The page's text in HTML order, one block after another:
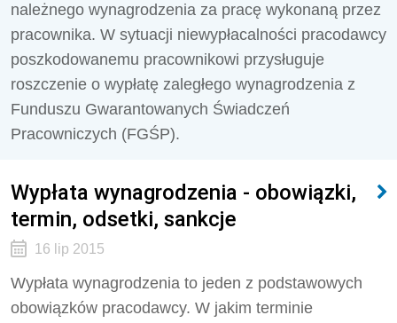
należnego wynagrodzenia za pracę wykonaną przez
pracownika. W sytuacji niewypłacalności pracodawcy
poszkodowanemu pracownikowi przysługuje
roszczenie o wypłatę zaległego wynagrodzenia z
Funduszu Gwarantowanych Świadczeń
Pracowniczych (FGŚP).
Wypłata wynagrodzenia - obowiązki,
termin, odsetki, sankcje
16 lip 2015
Wypłata wynagrodzenia to jeden z podstawowych
obowiązków pracodawcy. W jakim terminie